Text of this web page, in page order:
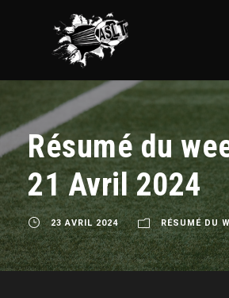
Résumé du
21 Avril 2024
23 AVRIL 2024 RÉSUMÉ DU